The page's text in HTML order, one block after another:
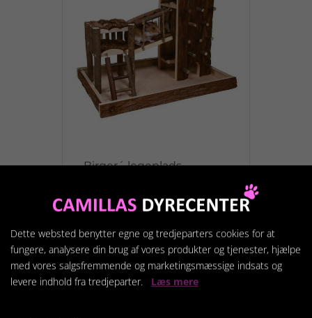
Birger´ legeplads
Vis produkt
Dette websted benytter egne og tredjeparters cookies for at
fungere, analysere din brug af vores produkter og tjenester, hjælpe
med vores salgsfremmende og marketingsmæssige indsats og
levere indhold fra tredjeparter. Læs mere